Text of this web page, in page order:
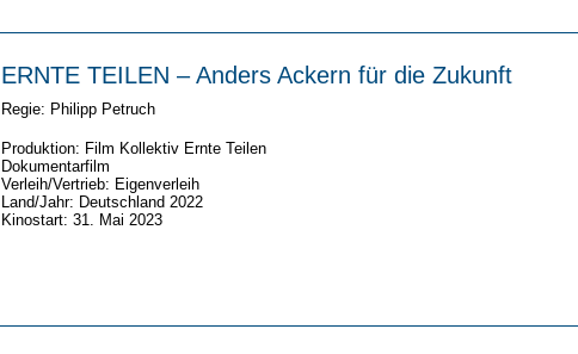
ERNTE TEILEN – Anders Ackern für die Zukunft
Regie: Philipp Petruch
Produktion: Film Kollektiv Ernte Teilen
Dokumentarfilm
Verleih/Vertrieb: Eigenverleih
Land/Jahr: Deutschland 2022
Kinostart: 31. Mai 2023